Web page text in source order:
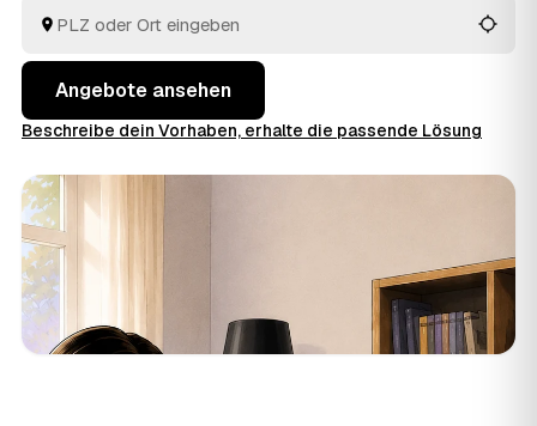
Württemberg am besten passt.
Angebote ansehen
Beschreibe dein Vorhaben, erhalte die passende Lösung